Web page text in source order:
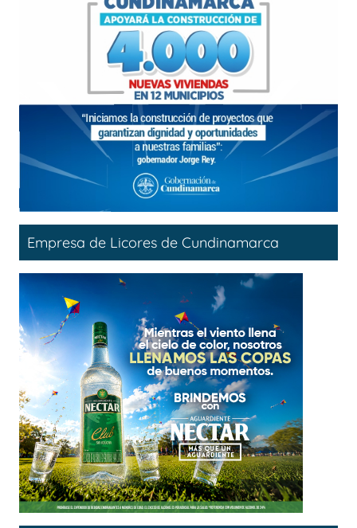
Empresa de Licores de Cundinamarca